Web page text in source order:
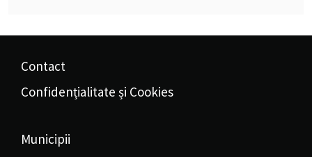
Contact
Confidențialitate și Cookies
Municipii